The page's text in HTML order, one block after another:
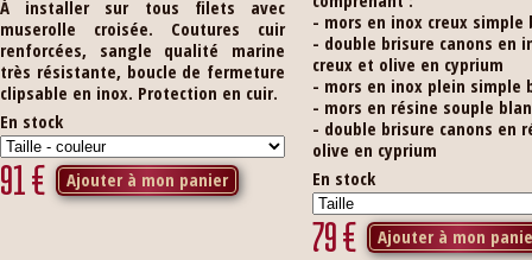
À installer sur tous filets avec
muserolle croisée. Coutures cuir
renforcées, sangle qualité marine
très résistante, boucle de fermeture
clipsable en inox. Protection en cuir.
En stock
91€ Ajouter à mon panier
- mors en inox creux simple
- double brisure canons en
creux et olive en cyprium
- mors en inox plein simple
- mors en résine souple
- double brisure canons en
olive en cyprium
En stock
79€ Ajouter à mon